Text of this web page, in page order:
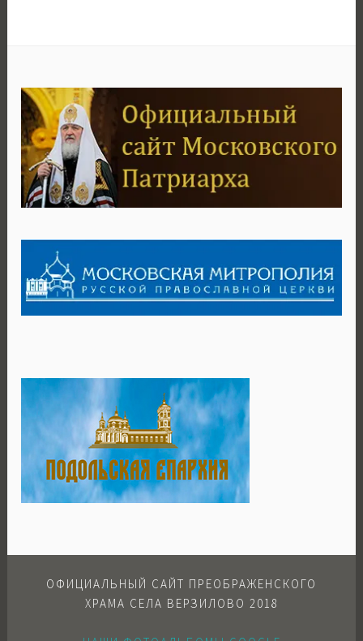
ОФИЦИАЛЬНЫЙ САЙТ ПРЕОБРАЖЕНСКОГО
ХРАМА СЕЛА ВЕРЗИЛОВО 2018